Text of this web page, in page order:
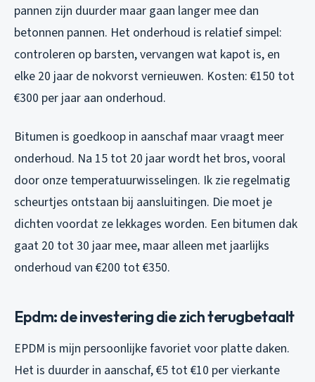
pannen zijn duurder maar gaan langer mee dan
betonnen pannen. Het onderhoud is relatief simpel:
controleren op barsten, vervangen wat kapot is, en
elke 20 jaar de nokvorst vernieuwen. Kosten: €150 tot
€300 per jaar aan onderhoud.
Bitumen is goedkoop in aanschaf maar vraagt meer
onderhoud. Na 15 tot 20 jaar wordt het bros, vooral
door onze temperatuurwisselingen. Ik zie regelmatig
scheurtjes ontstaan bij aansluitingen. Die moet je
dichten voordat ze lekkages worden. Een bitumen dak
gaat 20 tot 30 jaar mee, maar alleen met jaarlijks
onderhoud van €200 tot €350.
Epdm: de investering die zich terugbetaalt
EPDM is mijn persoonlijke favoriet voor platte daken.
Het is duurder in aanschaf, €5 tot €10 per vierkante